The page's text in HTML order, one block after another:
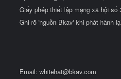
Giấy phép thiết lập mạng xã hội số
Ghi rõ 'nguồn Bkav' khi phát hành
Email: whitehat@bkav.com